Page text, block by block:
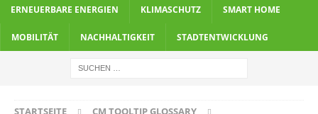
ERNEUERBARE ENERGIEN KLIMASCHUTZ SMART HOME
MOBILITÄT NACHHALTIGKEIT STADTENTWICKLUNG
STARTSEITE
CM TOOLTIP GLOSSARY